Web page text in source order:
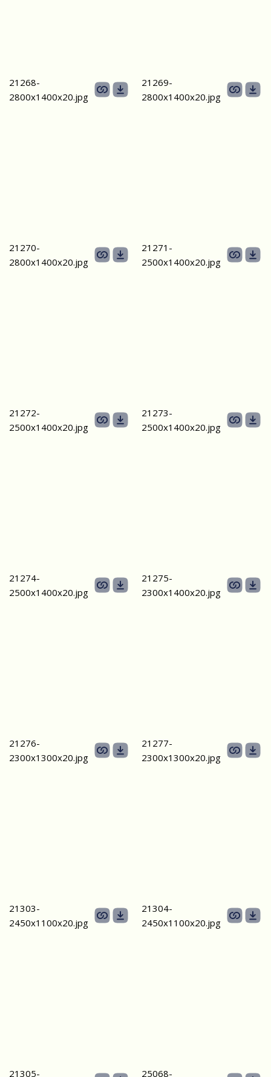
21268-
2800х1400x20.jpg
21269-
2800х1400x20.jpg
21270-
2800х1400x20.jpg
21271-
2500х1400x20.jpg
21272-
2500х1400x20.jpg
21273-
2500х1400x20.jpg
21274-
2500х1400x20.jpg
21275-
2300х1400x20.jpg
21276-
2300х1300x20.jpg
21277-
2300х1300x20.jpg
21303-
2450х1100x20.jpg
21304-
2450х1100x20.jpg
21305- 25068-